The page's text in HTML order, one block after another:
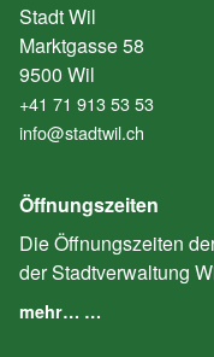
Stadt Wil
Marktgasse 58
9500 Wil
+41 71 913 53 53
info@stadtwil.ch
Öffnungszeiten
Die Öffnungszeiten
der Stadtverwaltung
mehr… …